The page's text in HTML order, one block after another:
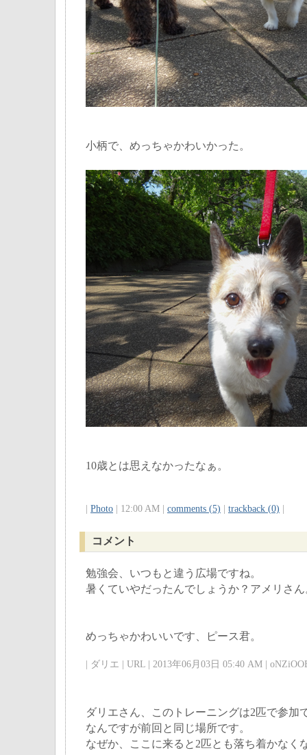
小柄で、めっちゃかわいかった。
10歳とは思えなかったなぁ。
Photo | 12:00 AM | comments (5) trackback (0)
コメント
勉強会、いつもと違う広場ですね。
暑くていやだったんでしょうか？アメリさん
めっちゃかわいいです、ピース君。
| ダリエ | URL | 2013年06月03日 05:40 AM |
ダリエさん、このトレーニングは2匹で参加
なんですが前回と同じ場所です。
なぜか、ここに来ると2匹とも落ち着かなく